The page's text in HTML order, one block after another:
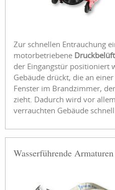
Zur schnellen Entrauchung
motorbetriebene
der Eingangstür positioniert
Gebäude drückt, die an
Fenster im Brandzimmer,
zieht. Dadurch wird vor
verrauchten Gebäude
Wasserführende Armaturen